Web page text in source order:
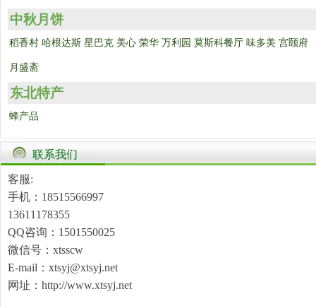
中秋月饼
稻香村 哈根达斯 星巴克 美心 荣华 万利园 莫斯科餐厅 味多美 宫颐府
月盛斋
东北特产
蜂产品
联系我们
客服:
手机：18515566997
13611178355
QQ咨询：1501550025
微信号：xtsscw
E-mail：xtsyj@xtsyj.net
网址：http://www.xtsyj.net